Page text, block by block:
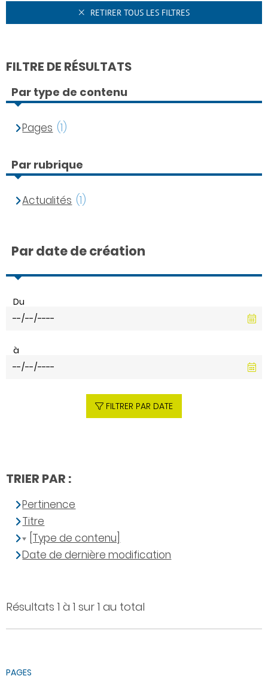
Résultats 1 à 1 sur 1 au total
PAGES
RETIRER TOUS LES FILTRES
FILTRE DE RÉSULTATS
Par type de contenu
Pages (1)
Par rubrique
Actualités (1)
Par date de création
Du
à
FILTRER PAR DATE
TRIER PAR :
Pertinence
Titre
[Type de contenu]
Date de dernière modification